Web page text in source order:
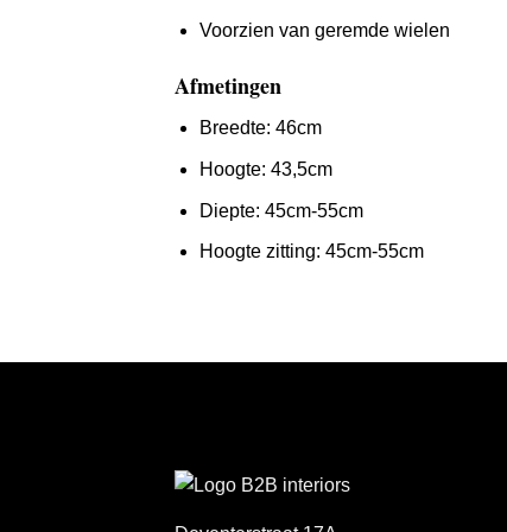
Voorzien van geremde wielen
Afmetingen
Breedte: 46cm
Hoogte: 43,5cm
Diepte: 45cm-55cm
Hoogte zitting: 45cm-55cm